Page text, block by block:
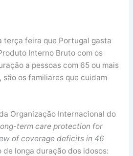
terça feira que Portugal gasta
Interno Bruto com os
a pessoas com 65 ou mais
são os familiares que cuidam
Organização Internacional do
term care protection for
of coverage deficits in 46
longa duração dos idosos: